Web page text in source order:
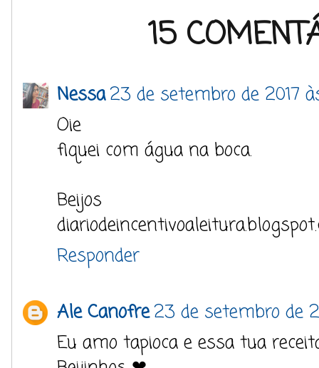
15
Nessa23 de setembro de 2017
Oie
fiquei com água na boca.
Beijos
Responder
Ale Canofre23 de setembro de
Eu amo tapioca e essa tua